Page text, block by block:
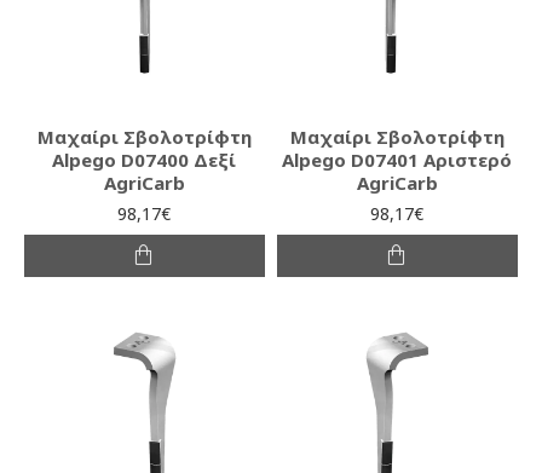
Μαχαίρι Σβολοτρίφτη
Alpego D07400 Δεξί
AgriCarb
98,17€
Μαχαίρι Σβολοτρίφτη
Alpego D07401 Αριστερό
AgriCarb
98,17€